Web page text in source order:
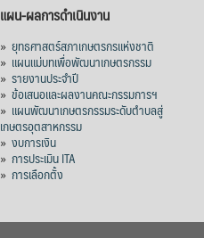
แผน-ผลการดำเนินงาน
» ยุทธศาสตร์สภาเกษตรกรแห่งชาติ
» แผนแม่บทเพื่อพัฒนาเกษตรกรรม
» รายงานประจำปี
» ข้อเสนอและผลงานคณะกรรมการฯ
» แผนพัฒนาเกษตรกรรมระดับตำบลสู่
เกษตรอุตสาหกรรม
» งบการเงิน
» การประเมิน ITA
» การเลือกตั้ง